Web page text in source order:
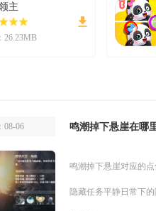
主
26.23MB
08-06 鸣潮掉下悬崖在哪
鸣潮掉下悬崖对应的
隐藏任务平静日常下